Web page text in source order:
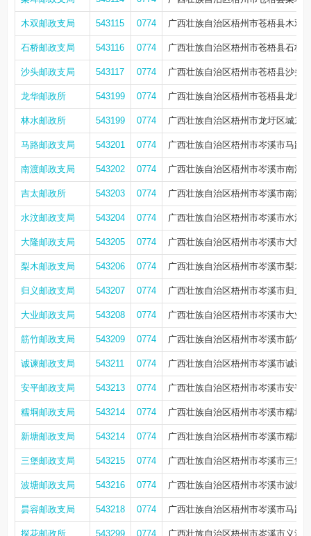
木双邮政支局 543115 0774 广西壮族自治区梧州市苍梧县木双
石桥邮政支局 543116 0774 广西壮族自治区梧州市苍梧县石桥
沙头邮政支局 543117 0774 广西壮族自治区梧州市苍梧县沙头
龙华邮政所 543199 0774 广西壮族自治区梧州市苍梧县龙圩
林水邮政所 543199 0774 广西壮族自治区梧州市龙圩区城东5
马路邮政支局 543201 0774 广西壮族自治区梧州市岑溪市马路
南渡邮政支局 543202 0774 广西壮族自治区梧州市岑溪市南渡
吉太邮政所 543203 0774 广西壮族自治区梧州市岑溪市南渡
水汶邮政支局 543204 0774 广西壮族自治区梧州市岑溪市水汶
大隆邮政支局 543205 0774 广西壮族自治区梧州市岑溪市大隆
梨木邮政支局 543206 0774 广西壮族自治区梧州市岑溪市梨木
归义邮政支局 543207 0774 广西壮族自治区梧州市岑溪市归义
大业邮政支局 543208 0774 广西壮族自治区梧州市岑溪市大业
筋竹邮政支局 543209 0774 广西壮族自治区梧州市岑溪市筋竹
诚谏邮政支局 543211 0774 广西壮族自治区梧州市岑溪市诚谏
安平邮政支局 543213 0774 广西壮族自治区梧州市岑溪市安平
糯垌邮政支局 543214 0774 广西壮族自治区梧州市岑溪市糯垌
新塘邮政支局 543214 0774 广西壮族自治区梧州市岑溪市糯垌
三堡邮政支局 543215 0774 广西壮族自治区梧州市岑溪市三堡
波塘邮政支局 543216 0774 广西壮族自治区梧州市岑溪市波塘
昙容邮政支局 543218 0774 广西壮族自治区梧州市岑溪市马路
探花邮政所 543299 0774 广西壮族自治区梧州市岑溪市义洲